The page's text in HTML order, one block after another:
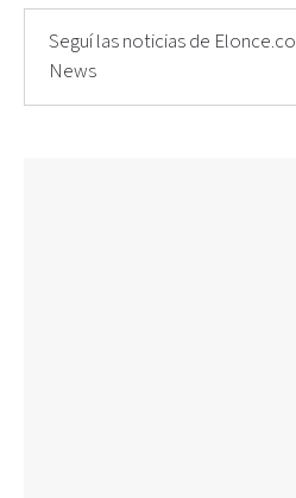
Seguí las noticias de
News